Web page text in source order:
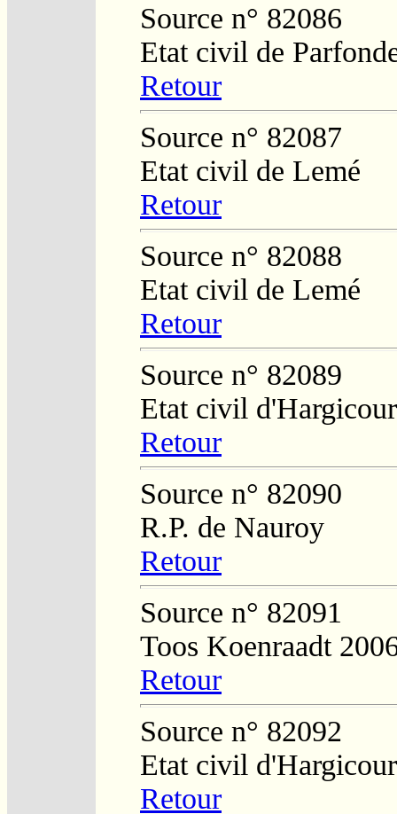
Source n° 82086
Etat civil de
Retour
Source n° 82087
Etat civil de Lemé
Retour
Source n° 82088
Etat civil de Lemé
Retour
Source n° 82089
Etat civil
Retour
Source n° 82090
R.P. de Nauroy
Retour
Source n° 82091
Toos Koenraadt
Retour
Source n° 82092
Etat civil
Retour